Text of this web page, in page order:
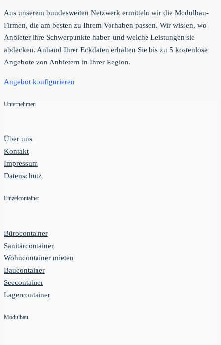
Aus unserem bundesweiten Netzwerk ermitteln wir die Modulbau-
Firmen, die am besten zu Ihrem Vorhaben passen. Wir wissen, wo
Anbieter ihre Schwerpunkte haben und welche Leistungen sie
abdecken. Anhand Ihrer Eckdaten erhalten Sie bis zu 5 kostenlose
Angebote von Anbietern in Ihrer Region.
Angebot konfigurieren
Unternehmen
Über uns
Kontakt
Impressum
Datenschutz
Einzelcontainer
Bürocontainer
Sanitärcontainer
Wohncontainer mieten
Baucontainer
Seecontainer
Lagercontainer
Modulbau